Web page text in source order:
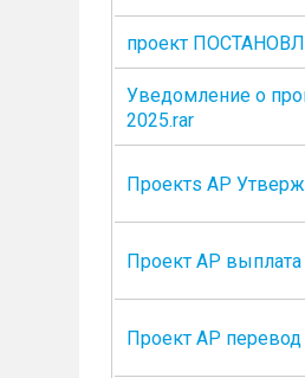
проект
Уведомление о
2025.rar
Проектs АР
Проект АР
Проект АР перевод